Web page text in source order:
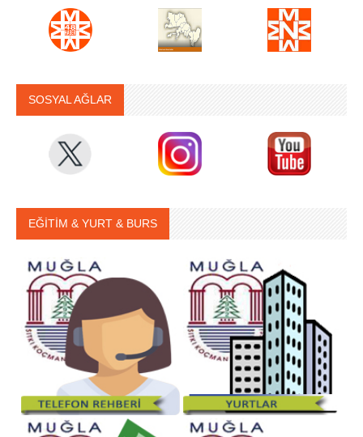
SOSYAL AĞLAR
EĞİTİM & YURT & BURS